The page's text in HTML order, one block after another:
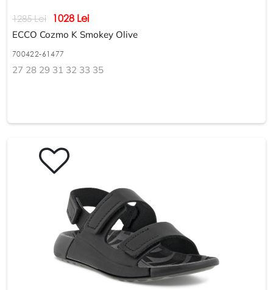
1285 Lei 1028 Lei
ECCO Cozmo K Smokey Olive
700422-61477
27 28 29 31 32 33 35